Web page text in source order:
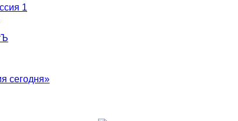
1
сегодня»